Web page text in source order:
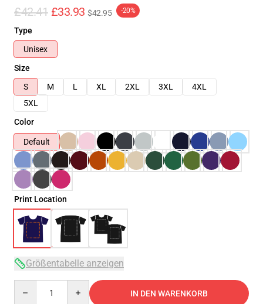
£42.41 £33.93 $42.95 -20%
Type
Unisex
Size
S
M L XL 2XL 3XL
4XL
5XL
Color
Default
Print Location
Größentabelle anzeigen
IN DEN WARENKORB